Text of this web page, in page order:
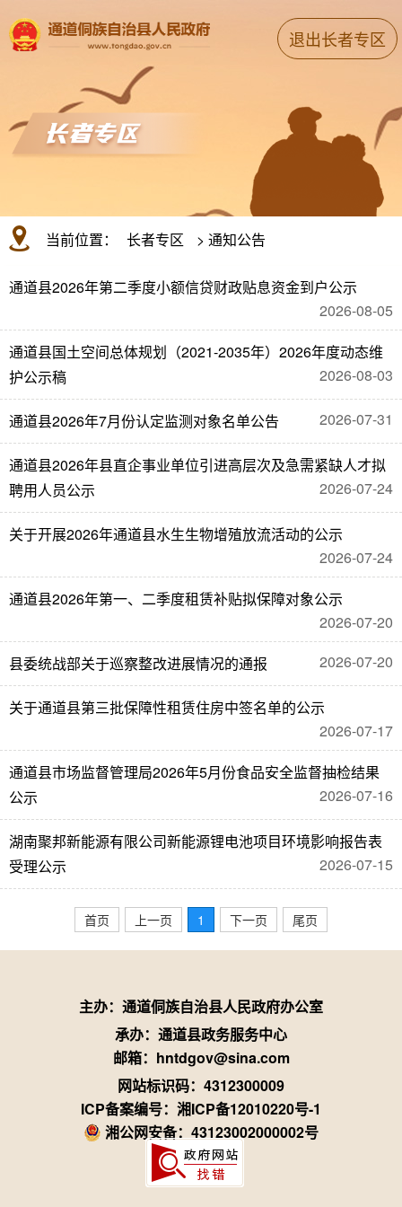
退出长者专区
当前位置： 长者专区 > 通知公告
通道县2026年第二季度小额信贷财政贴息资金到户公示
2026-08-05
通道县国土空间总体规划（2021-2035年）2026年度动态维
护公示稿
2026-08-03
通道县2026年7月份认定监测对象名单公告 2026-07-31
通道县2026年县直企事业单位引进高层次及急需紧缺人才拟
聘用人员公示
2026-07-24
关于开展2026年通道县水生生物增殖放流活动的公示
2026-07-24
通道县2026年第一、二季度租赁补贴拟保障对象公示
2026-07-20
县委统战部关于巡察整改进展情况的通报
2026-07-20
关于通道县第三批保障性租赁住房中签名单的公示
2026-07-17
通道县市场监督管理局2026年5月份食品安全监督抽检结果
公示
2026-07-16
湖南聚邦新能源有限公司新能源锂电池项目环境影响报告表
受理公示
2026-07-15
首页 上一页 1 下一页 尾页
主办：通道侗族自治县人民政府办公室
承办：通道县政务服务中心
邮箱：hntdgov@sina.com
网站标识码：4312300009
ICP备案编号：湘ICP备12010220号-1
湘公网安备：43123002000002号